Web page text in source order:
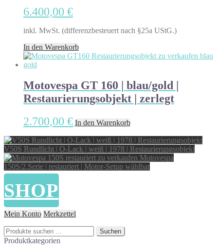
6.400,00 €
inkl. MwSt. (differenzbesteuert nach §25a UStG.)
In den Warenkorb
Motovespa GT 160 | blau/gold |
Restaurierungsobjekt | zerlegt
2.700,00 € In den Warenkorb
V50S Rundlicht | O-Lack | weiß | 1978 | Restaurierungsobjekt
Motovespa
150S/2.Serie | restauriert | Motor-Setup wählbar
SHOP
Mein Konto Merkzettel
Suchen
nach:
Suchen
Produktkategorien